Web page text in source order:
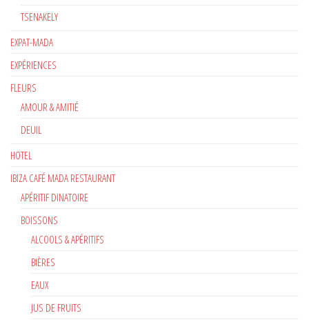
TSENAKELY
EXPAT-MADA
EXPÉRIENCES
FLEURS
AMOUR & AMITIÉ
DEUIL
HOTEL
IBIZA CAFÉ MADA RESTAURANT
APÉRITIF DINATOIRE
BOISSONS
ALCOOLS & APÉRITIFS
BIÈRES
EAUX
JUS DE FRUITS